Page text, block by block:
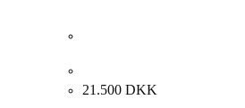
21.500 DKK